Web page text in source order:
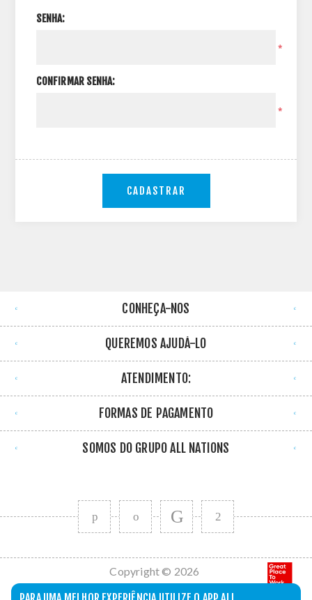
SENHA:
*
CONFIRMAR SENHA:
*
CADASTRAR
CONHEÇA-NOS
QUEREMOS AJUDÁ-LO
ATENDIMENTO:
FORMAS DE PAGAMENTO
SOMOS DO GRUPO ALL NATIONS
Copyright © 2026
All Nations. Todos